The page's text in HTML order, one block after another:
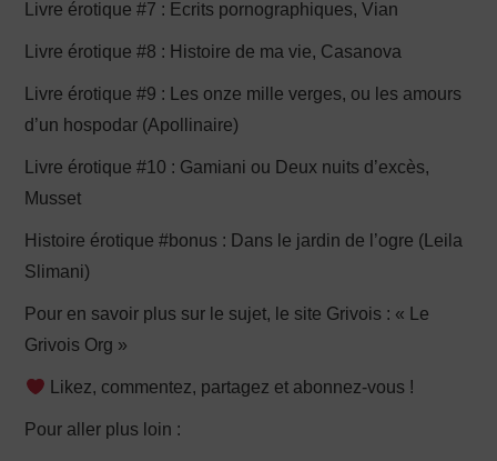
Livre érotique #7 : Ecrits pornographiques, Vian
Livre érotique #8 : Histoire de ma vie, Casanova
Livre érotique #9 : Les onze mille verges, ou les amours
d’un hospodar (Apollinaire)
Livre érotique #10 : Gamiani ou Deux nuits d’excès,
Musset
Histoire érotique #bonus : Dans le jardin de l’ogre (Leila
Slimani)
Pour en savoir plus sur le sujet, le site Grivois : « Le
Grivois Org »
Likez, commentez, partagez et abonnez-vous !
Pour aller plus loin :